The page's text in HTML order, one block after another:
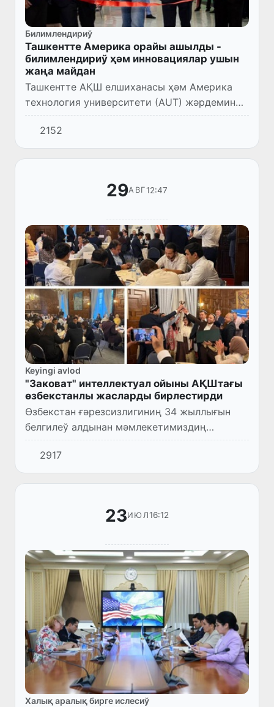
Билимлендириў
Ташкентте Америка орайы ашылды -
билимлендириў ҳәм инновациялар ушын
жаңа майдан
Ташкентте АҚШ елшиханасы ҳәм Америка
технология университети (AUT) жәрдеминде
шөлкемлестирилген Флагман Америка
орайының салтанатлы ашылыўы болып өтти.
2152
29АВГ12:47
Keyingi avlod
"Заковат" интеллектуал ойыны АҚШтағы
өзбекстанлы жасларды бирлестирди
Өзбекстан ғәрезсизлигиниң 34 жыллығын
белгилеў алдынан мәмлекетимиздиң
АҚШтағы елшиханасының басламасы менен
АҚШта жумыс алып барып атырған миллий
мәдений орайлардың жас ўәкиллери...
2917
23ИЮЛ16:12
Халық аралық бирге ислесиў